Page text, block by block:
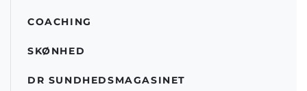
COACHING
SKØNHED
DR SUNDHEDSMAGASINET